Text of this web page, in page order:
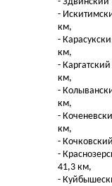
-
км,
-
км,
-
км,
-
км,
-
км,
-
-
41,3 км,
-